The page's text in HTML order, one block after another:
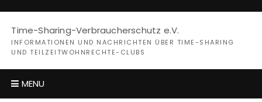
content
Time-Sharing-Verbraucherschutz e.V.
INFORMATIONEN UND NACHRICHTEN ÜBER TIME-SHARING
UND TEILZEITWOHNRECHTE-CLUBS
MENU